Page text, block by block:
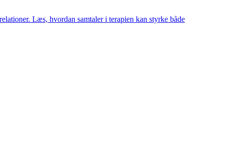
Læs, hvordan samtaler i terapien kan styrke både